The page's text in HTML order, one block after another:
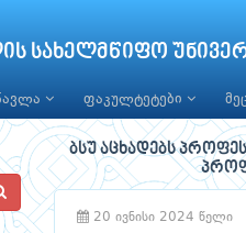
სახელმწიფო
ფაკულტეტები
ბსუ აცხადებს
20 ივნისი 2024 წელი